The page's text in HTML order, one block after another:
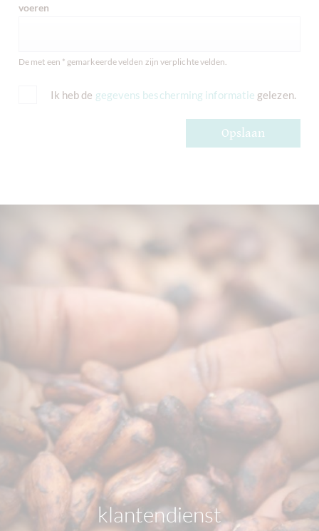
voeren
De met een * gemarkeerde velden zijn verplichte velden.
Ik heb de gegevens bescherming informatie gelezen.
Opslaan
klantendienst